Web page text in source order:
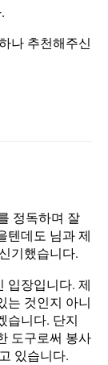
나 추천해주신
정독하며 잘
텐데도 님과 제
기했습니다.
입장입니다. 제
는 것인지 아니
습니다. 단지
도구로써 봉사
있습니다.